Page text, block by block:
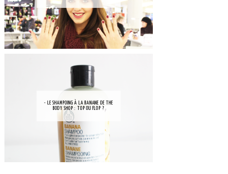
- LE SHAMPOING À LA BANANE DE THE
BODY SHOP : TOP OU FLOP ?